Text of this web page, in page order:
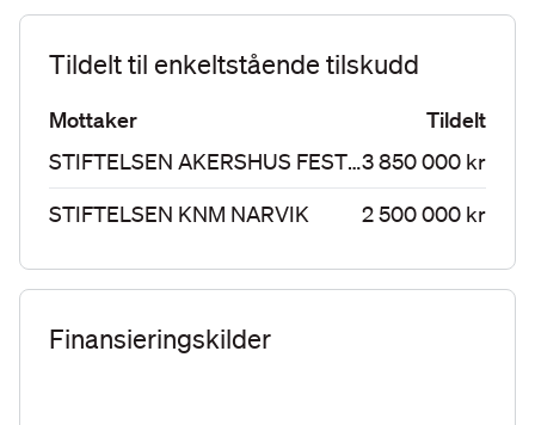
Tildelt til enkeltstående tilskudd
Mottaker
Tildelt
STIFTELSEN AKERSHUS FESTNING FOR KUNST OG KULTUR3 850 000 kr
STIFTELSEN KNM NARVIK
2 500 000 kr
Finansieringskilder